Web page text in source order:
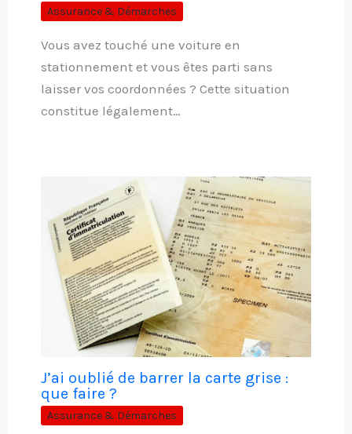
Assurance & Démarches
Vous avez touché une voiture en
stationnement et vous êtes parti sans
laisser vos coordonnées ? Cette situation
constitue légalement…
J’ai oublié de barrer la carte grise :
que faire ?
Assurance & Démarches